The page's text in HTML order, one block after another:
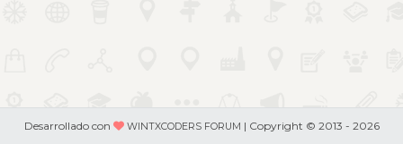
Desarrollado con WINTXCODERS FORUM | Copyright © 2013 - 2026